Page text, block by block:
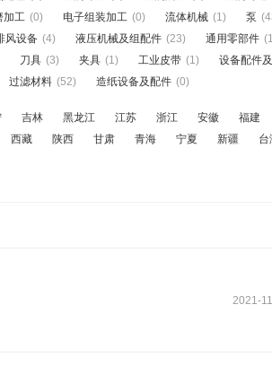
加工 (0) 电子组装加工 (0) 流体机械 (1) 泵
风设备 (4) 液压机械及组配件 (23) 通用零部件
刀具 (3) 夹具 (1) 工业皮带 (1) 设备配件
过滤材料 (52) 造纸设备及配件 (0)
吉林 黑龙江 江苏 浙江 安徽 福建
西藏 陕西 甘肃 青海 宁夏 新疆 台
2021-